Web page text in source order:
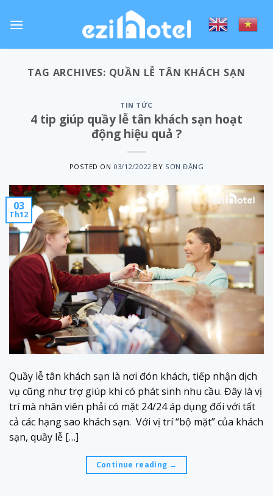
TAG ARCHIVES: QUẦN LỄ TÂN KHÁCH SẠN
TIN TỨC
4 tip giúp quầy lễ tân khách sạn hoạt
động hiệu quả ?
POSTED ON 03/12/2022 BY SƠN ĐẶNG
03
Th12
Quầy lễ tân khách sạn là nơi đón khách, tiếp nhận dịch
vụ cũng như trợ giúp khi có phát sinh nhu cầu. Đây là vị
trí mà nhân viên phải có mặt 24/24 áp dụng đối với tất
cả các hạng sao khách sạn. Với vị trí “bộ mặt” của khách
sạn, quầy lễ […]
Continue reading →